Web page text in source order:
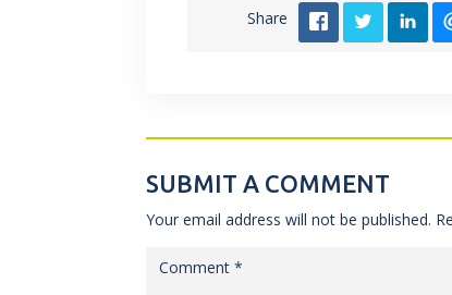
Share
SUBMIT A COMMENT
Your email address will not be published.